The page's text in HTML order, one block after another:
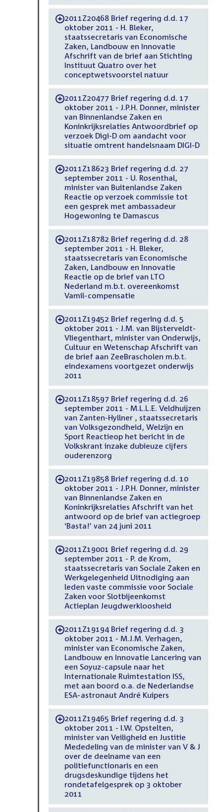
-2011Z20468 Brief regering d.d. 17
oktober 2011 - H. Bleker,
staatssecretaris van Economische
Zaken, Landbouw en Innovatie
Afschrift van de brief aan Stichting
Instituut Quatro over het
conceptwetsvoorstel natuur
-2011Z20477 Brief regering d.d. 17
oktober 2011 - J.P.H. Donner, minister
van Binnenlandse Zaken en
Koninkrijksrelaties Antwoordbrief op
verzoek Digi-D om aandacht voor
situatie omtrent handelsnaam DIGI-D
-2011Z18623 Brief regering d.d. 27
september 2011 - U. Rosenthal,
minister van Buitenlandse Zaken
Reactie op verzoek commissie tot
een gesprek met ambassadeur
Hogewoning te Damascus
-2011Z18782 Brief regering d.d. 28
september 2011 - H. Bleker,
staatssecretaris van Economische
Zaken, Landbouw en Innovatie
Reactie op de brief van LTO
Nederland m.b.t. overeenkomst
Vamil-compensatie
-2011Z19452 Brief regering d.d. 5
oktober 2011 - J.M. van Bijsterveldt-
Vliegenthart, minister van Onderwijs,
Cultuur en Wetenschap Afschrift van
de brief aan ZeeBrascholen m.b.t.
eindexamens voortgezet onderwijs
2011
-2011Z18597 Brief regering d.d. 26
september 2011 - M.L.L.E. Veldhuijzen
van Zanten-Hyllner , staatssecretaris
van Volksgezondheid, Welzijn en
Sport Reactieop het bericht in de
Volkskrant inzake dubieuze cijfers
ouderenzorg
-2011Z19858 Brief regering d.d. 10
oktober 2011 - J.P.H. Donner, minister
van Binnenlandse Zaken en
Koninkrijksrelaties Afschrift van het
antwoord op de brief van actiegroep
‘Basta!’ van 24 juni 2011
-2011Z19001 Brief regering d.d. 29
september 2011 - P. de Krom,
staatssecretaris van Sociale Zaken en
Werkgelegenheid Uitnodiging aan
leden vaste commissie voor Sociale
Zaken voor Slotbijeenkomst
Actieplan Jeugdwerkloosheid
-2011Z19194 Brief regering d.d. 3
oktober 2011 - M.J.M. Verhagen,
minister van Economische Zaken,
Landbouw en Innovatie Lancering van
een Soyuz-capsule naar het
Internationale Ruimtestation ISS,
met aan boord o.a. de Nederlandse
ESA-astronaut André Kuipers
-2011Z19465 Brief regering d.d. 3
oktober 2011 - I.W. Opstelten,
minister van Veiligheid en Justitie
Mededeling van de minister van V & J
over de deelname van een
politiefunctionaris en een
drugsdeskundige tijdens het
rondetafelgesprek op 3 oktober
2011